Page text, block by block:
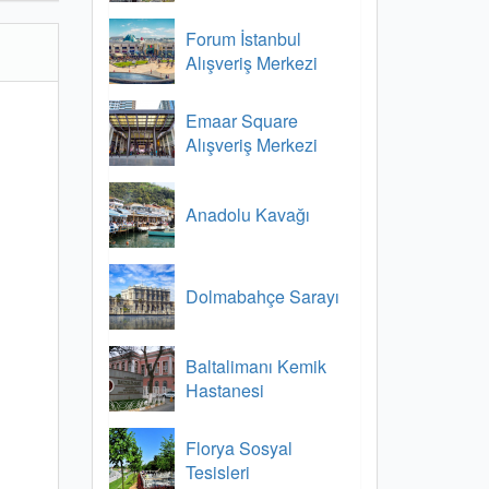
Forum İstanbul
Alışveriş Merkezi
Emaar Square
Alışveriş Merkezi
Anadolu Kavağı
Dolmabahçe Sarayı
Baltalimanı Kemik
Hastanesi
Florya Sosyal
Tesisleri